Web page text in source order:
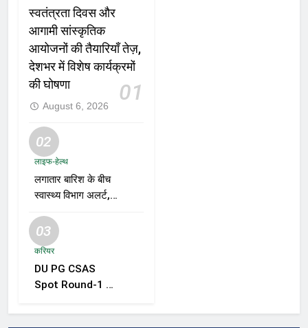
स्वतंत्रता दिवस और
आगामी सांस्कृतिक
आयोजनों की तैयारियाँ तेज़,
देशभर में विशेष कार्यक्रमों
की घोषणा
01
August 6, 2026
02
लाइफ-हेल्थ
लगातार बारिश के बीच
स्वास्थ्य विभाग अलर्ट,
वायरल बुखार की
रोकथाम के लिए राज्यों
निर्देश
03
करियर
DU PG CSAS
Spot Round-1 की
को आवेदन और सीट